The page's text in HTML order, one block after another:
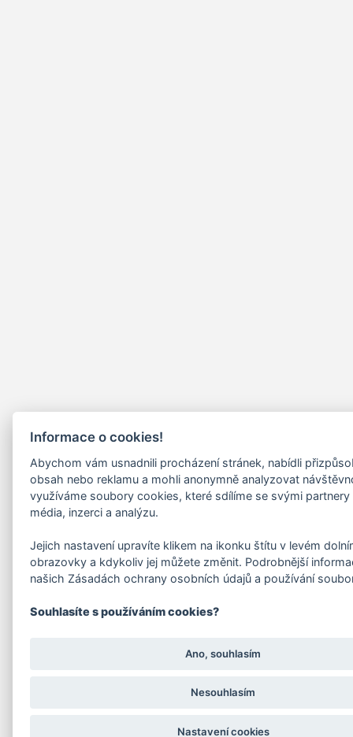
Informace o cookies!
Abychom vám usnadnili procházení stránek, nabídli
obsah nebo reklamu a mohli anonymně analyzovat
využíváme soubory cookies, které sdílíme se svými
média, inzerci a analýzu.
Jejich nastavení upravíte klikem na ikonku štítu v levém
obrazovky a kdykoliv jej můžete změnit. Podrobnější
našich Zásadách ochrany osobních údajů a používání
Souhlasíte s používáním cookies?
Ano, souhlasím
Nesouhlasím
Nastavení cookies